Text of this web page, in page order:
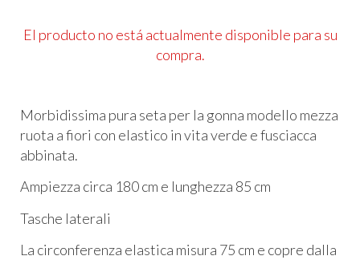
El producto no está actualmente disponible para su
compra.
Morbidissima pura seta per la gonna modello mezza
ruota a fiori con elastico in vita verde e fusciacca
abbinata.
Ampiezza circa 180 cm e lunghezza 85 cm
Tasche laterali
La circonferenza elastica misura 75 cm e copre dalla